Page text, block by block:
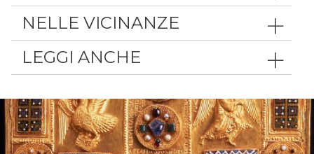
NELLE VICINANZE
LEGGI ANCHE